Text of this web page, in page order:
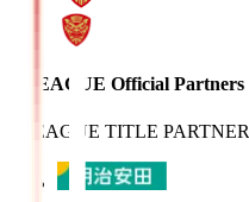
J.LEAGUE Official Partners
J.LEAGUE TITLE PARTNER